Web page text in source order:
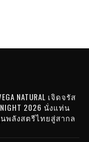
NATURAL เจิดจรัส
2026 นั่งแท่น
พลังสตรีไทยสู่สากล